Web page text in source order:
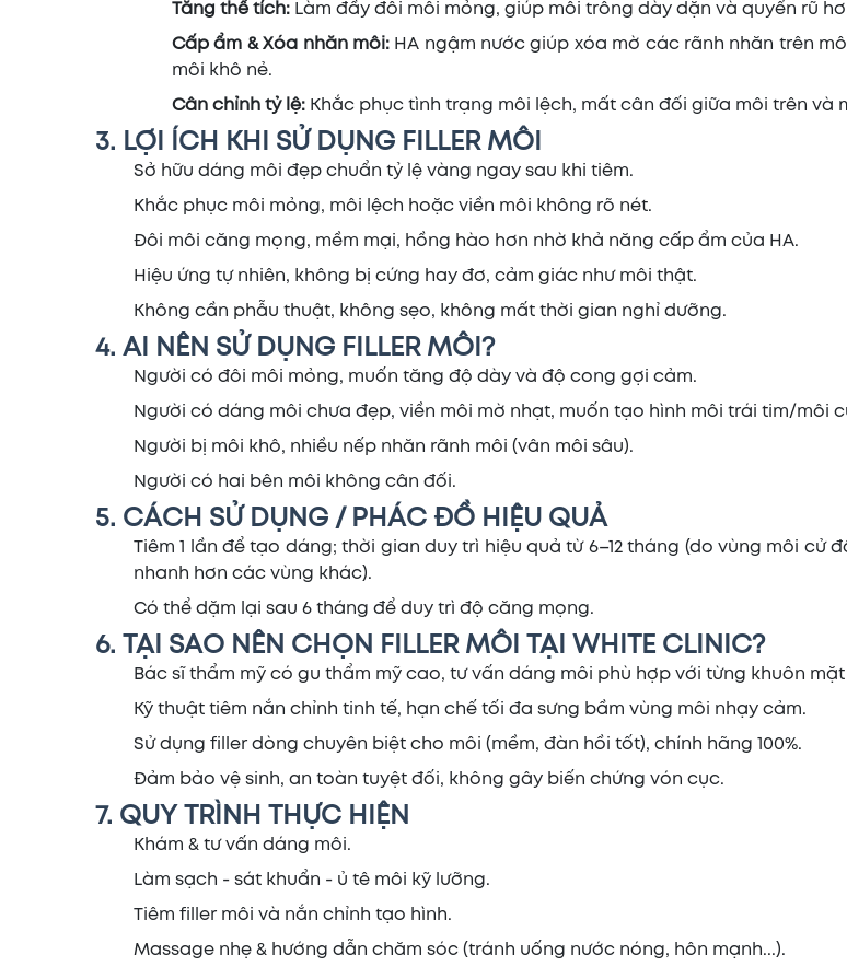
Tăng thể tích: Làm đầy đôi môi mỏng, giúp môi trông dày dặn và quyến rũ
Cấp ẩm & Xóa nhăn môi:HA ngậm nước giúp xóa mờ các rãnh nhăn trên
môi khô nẻ.
Cân chỉnh tỷ lệ: Khắc phục tình trạng môi lệch, mất cân đối giữa môi trên và
3. LỢI ÍCH KHI SỬ DỤNG FILLER MÔI
Sở hữu dáng môi đẹp chuẩn tỷ lệ vàng ngay sau khi tiêm.
Khắc phục môi mỏng, môi lệch hoặc viền môi không rõ nét.
Đôi môi căng mọng, mềm mại, hồng hào hơn nhờ khả năng cấp ẩm của HA.
Hiệu ứng tự nhiên, không bị cứng hay đơ, cảm giác như môi thật.
Không cần phẫu thuật, không sẹo, không mất thời gian nghỉ dưỡng.
4. AI NÊN SỬ DỤNG FILLER MÔI?
Người có đôi môi mỏng, muốn tăng độ dày và độ cong gợi cảm.
Người có dáng môi chưa đẹp, viền môi mờ nhạt, muốn tạo hình môi trái tim/môi
Người bị môi khô, nhiều nếp nhăn rãnh môi (vân môi sâu).
Người có hai bên môi không cân đối.
5. CÁCH SỬ DỤNG / PHÁC ĐỒ HIỆU QUẢ
Tiêm 1 lần để tạo dáng; thời gian duy trì hiệu quả từ 6–12 tháng (do vùng môi cử
nhanh hơn các vùng khác).
Có thể dặm lại sau 6 tháng để duy trì độ căng mọng.
6. TẠI SAO NÊN CHỌN FILLER MÔI TẠI WHITE CLINIC?
Bác sĩ thẩm mỹ có gu thẩm mỹ cao, tư vấn dáng môi phù hợp với từng khuôn mặt
Kỹ thuật tiêm nắn chỉnh tinh tế, hạn chế tối đa sưng bầm vùng môi nhạy cảm.
Sử dụng filler dòng chuyên biệt cho môi (mềm, đàn hồi tốt), chính hãng 100%.
Đảm bảo vệ sinh, an toàn tuyệt đối, không gây biến chứng vón cục.
7. QUY TRÌNH THỰC HIỆN
Khám & tư vấn dáng môi.
Làm sạch - sát khuẩn - ủ tê môi kỹ lưỡng.
Tiêm filler môi và nắn chỉnh tạo hình.
Massage nhẹ & hướng dẫn chăm sóc (tránh uống nước nóng, hôn mạnh...).